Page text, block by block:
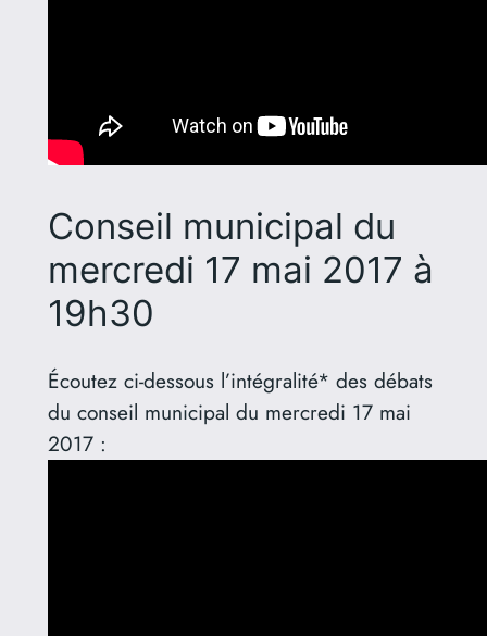
Conseil municipal du
mercredi 17 mai 2017 à
19h30
Écoutez ci-dessous l’intégralité* des débats
du conseil municipal du mercredi 17 mai
2017 :